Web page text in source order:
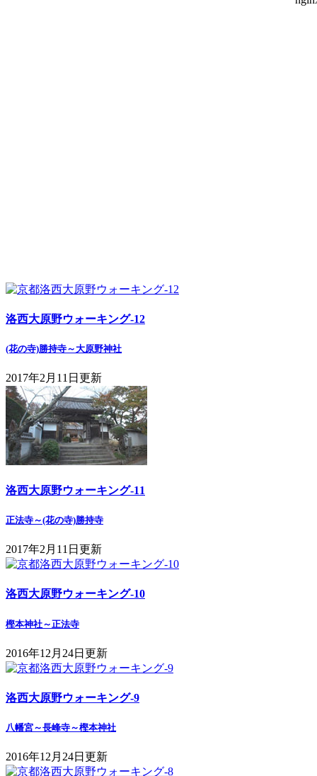
洛西大原野ウォーキング-12
(花の寺)勝持寺～大原野神社
2017年2月11日更新
洛西大原野ウォーキング-11
正法寺～(花の寺)勝持寺
2017年2月11日更新
洛西大原野ウォーキング-10
樫本神社～正法寺
2016年12月24日更新
洛西大原野ウォーキング-9
八幡宮～長峰寺～樫本神社
2016年12月24日更新